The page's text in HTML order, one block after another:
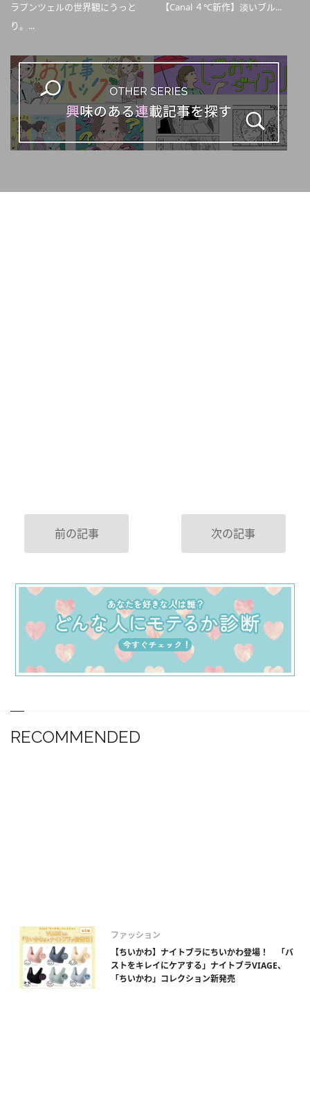
ラプンツェルの世界観にうっと
り。...
【Canal ４℃新作】淡いブル...
前の記事 次の記事
RECOMMENDED
ファッション
【ちいかわ】ナイトブラにちいかわ登場！ 「バ
ストをキレイにケアする」ナイトブラVIAGE、
「ちいかわ」コレクション新発売